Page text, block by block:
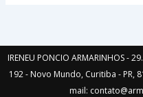
IRENEU PONCIO ARMARINHOS -
192 - Novo Mundo, Curitiba - PR,
mail: